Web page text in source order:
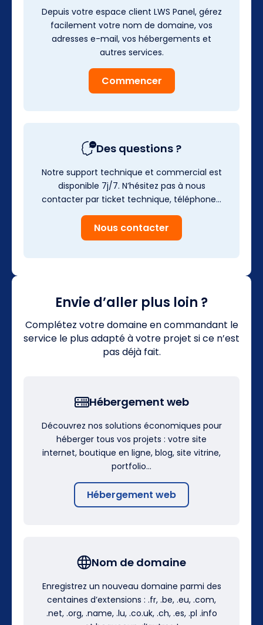
Depuis votre espace client LWS Panel, gérez
facilement votre nom de domaine, vos
adresses e-mail, vos hébergements et
autres services.
Commencer
Des questions ?
Notre support technique et commercial est
disponible 7j/7. N’hésitez pas à nous
contacter par ticket technique, téléphone…
Nous contacter
Envie d’aller plus loin ?
Complétez votre domaine en commandant le
service le plus adapté à votre projet si ce n’est
pas déjà fait.
Hébergement web
Découvrez nos solutions économiques pour
héberger tous vos projets : votre site
internet, boutique en ligne, blog, site vitrine,
portfolio…
Hébergement web
Nom de domaine
Enregistrez un nouveau domaine parmi des
centaines d’extensions : .fr, .be, .eu, .com,
.net, .org, .name, .lu, .co.uk, .ch, .es, .pl .info